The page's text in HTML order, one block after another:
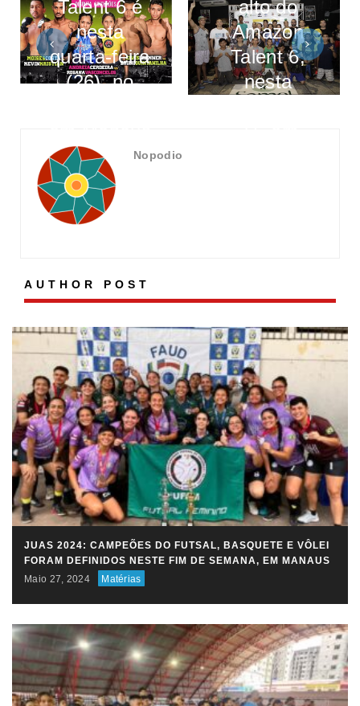
Talent 6 é
nesta
quarta-feira
(26), no
alto do
Amazon
Talent 6,
nesta
Nopodio
AUTHOR POST
JUAS 2024: CAMPEÕES DO FUTSAL, BASQUETE E VÔLEI
FORAM DEFINIDOS NESTE FIM DE SEMANA, EM MANAUS
Maio 27, 2024
Matérias